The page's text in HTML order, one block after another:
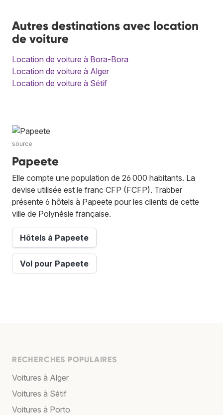
Autres destinations avec location
de voiture
Location de voiture à Bora-Bora
Location de voiture à Alger
Location de voiture à Sétif
source
Papeete
Elle compte une population de 26 000 habitants. La
devise utilisée est le franc CFP (FCFP). Trabber
présente 6 hôtels à Papeete pour les clients de cette
ville de Polynésie française.
Hôtels à Papeete
Vol pour Papeete
RECHERCHES POPULAIRES
Voitures à Alger
Voitures à Sétif
Voitures à Porto